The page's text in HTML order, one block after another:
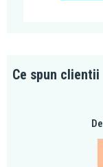
Ce spun clientii